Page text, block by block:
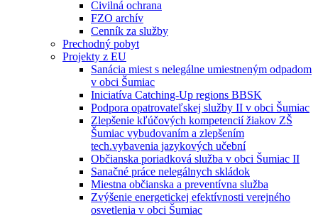
Civilná ochrana
FZO archív
Cenník za služby
Prechodný pobyt
Projekty z EU
Sanácia miest s nelegálne umiestneným odpadom
v obci Šumiac
Iniciatíva Catching-Up regions BBSK
Podpora opatrovateľskej služby II v obci Šumiac
Zlepšenie kľúčových kompetencií žiakov ZŠ
Šumiac vybudovaním a zlepšením
tech.vybavenia jazykových učební
Občianska poriadková služba v obci Šumiac II
Sanačné práce nelegálnych skládok
Miestna občianska a preventívna služba
Zvýšenie energetickej efektívnosti verejného
osvetlenia v obci Šumiac